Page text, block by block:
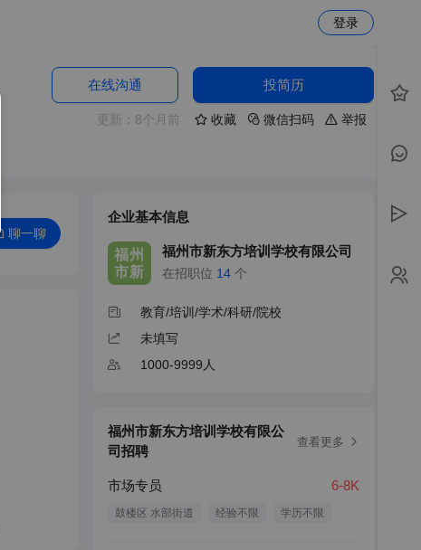
登录
在线沟通 投简历
更新：8个月前 收藏 微信扫码 举报
聊一聊
企业基本信息
福州
市新
福州市新东方培训学校有限公司
在招职位 14 个
教育/培训/学术/科研/院校
未填写
1000-9999人
福州市新东方培训学校有限公
司招聘
查看更多
市场专员 6-8K
鼓楼区 水部街道 经验不限 学历不限